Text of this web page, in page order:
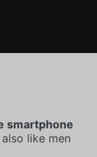
smartphone
like men